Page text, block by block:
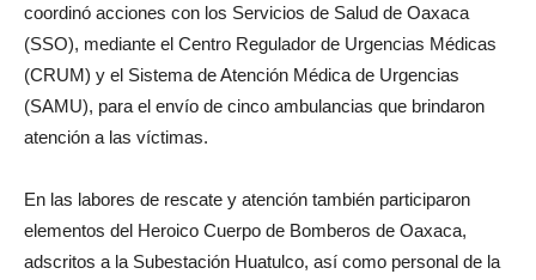
coordinó acciones con los Servicios de Salud de Oaxaca
(SSO), mediante el Centro Regulador de Urgencias Médicas
(CRUM) y el Sistema de Atención Médica de Urgencias
(SAMU), para el envío de cinco ambulancias que brindaron
atención a las víctimas.
En las labores de rescate y atención también participaron
elementos del Heroico Cuerpo de Bomberos de Oaxaca,
adscritos a la Subestación Huatulco, así como personal de la